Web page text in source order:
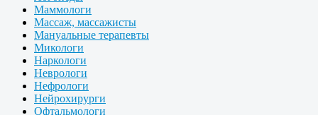
Маммологи
Массаж, массажисты
Мануальные терапевты
Микологи
Наркологи
Неврологи
Нефрологи
Нейрохирурги
Офтальмологи